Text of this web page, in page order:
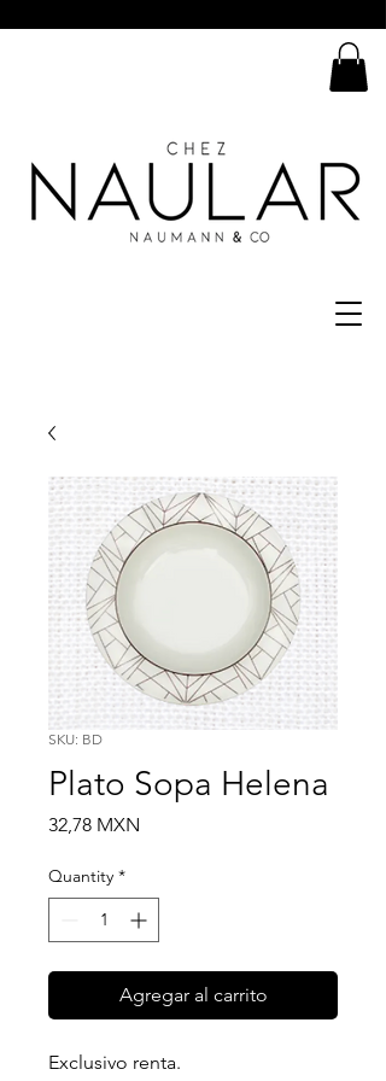
SKU: BD
Plato Sopa Helena
32,78 MXN
Quantity *
Agregar al carrito
Exclusivo renta.